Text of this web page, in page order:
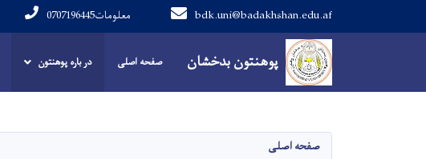
پوهنتون بدخشان
bdk.uni@badakhshan.edu.af 0707196445معلومات
Main navigation
پوهنتون بدخشان صفحه اصلی در باره پوهنتون
صفحه اصلی